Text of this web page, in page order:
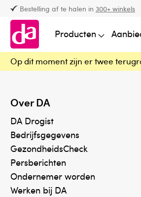
Bestelling af te halen in 300+ winkels
Producten
Op dit moment zijn er twee
Over DA
DA Drogist
Bedrijfsgegevens
GezondheidsCheck
Persberichten
Ondernemer worden
Werken bij DA